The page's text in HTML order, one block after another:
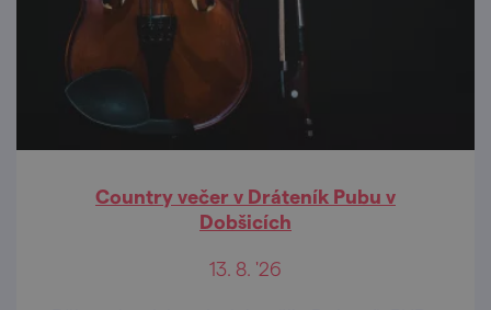
Country večer v Dráteník Pubu v
Dobšicích
13. 8. '26